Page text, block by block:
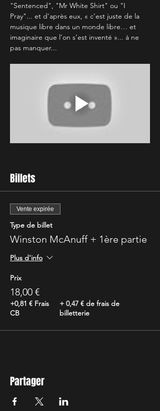
"Sentenced", "Mr White Shirt" ou "I
Pray"... et d'après eux, « c’est juste de la
musique libre dans un monde libre… et
imaginaire que l’on s’est inventé »... à ne
pas manquer...
Billets
Vente expirée
Type de billet
Winston McAnuff + 1ère partie
Plus d'info
Prix
18,00 €
+0,81 € Frais
CB
+ 0,47 € de frais de
billetterie
Partager